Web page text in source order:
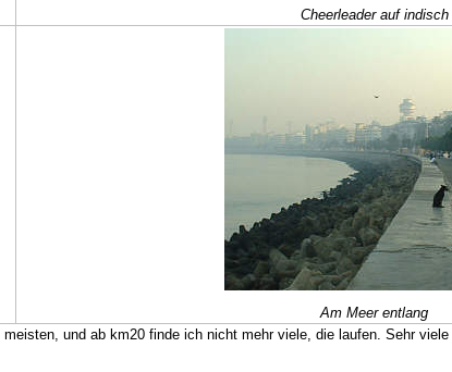
Cheerleader auf indisch
Am Meer entlang
und ab km20 finde ich nicht mehr viele, die laufen. Sehr